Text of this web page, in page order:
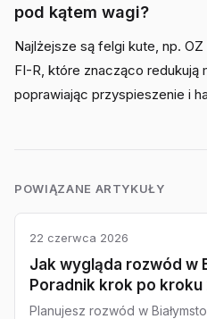
pod kątem wagi?
Najlżejsze są felgi kute, np.
FI-R, które znacząco redukują
poprawiając przyspieszenie i
POWIĄZANE ARTYKUŁY
22 czerwca 2026
Jak wygląda rozwód w
Poradnik krok po kroku
Planujesz rozwód w